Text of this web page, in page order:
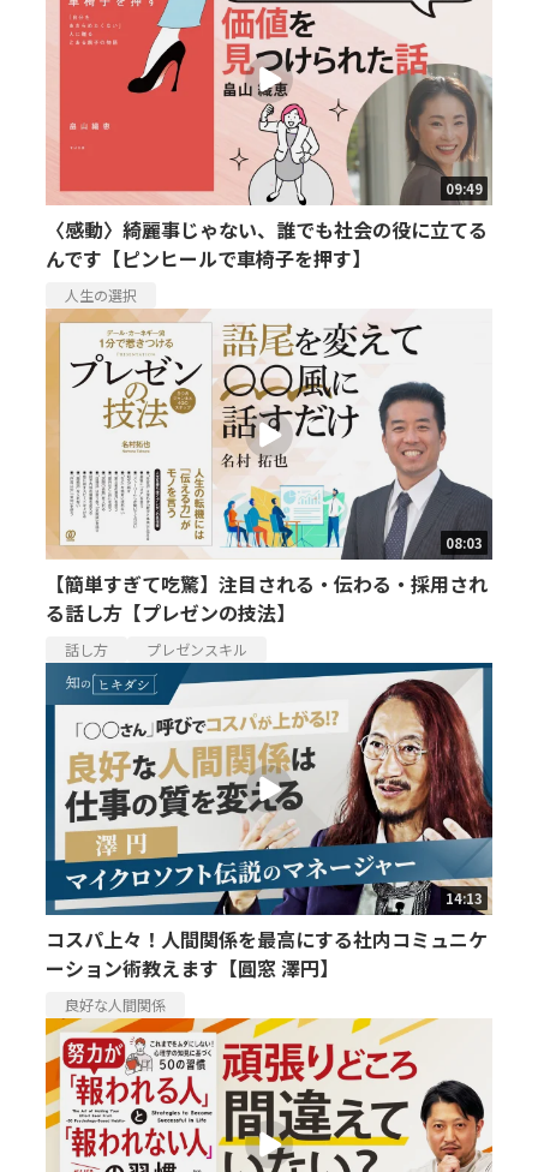
09:49
〈感動〉綺麗事じゃない、誰でも社会の役に立てる
んです【ピンヒールで車椅子を押す】
人生の選択
08:03
【簡単すぎて吃驚】注目される・伝わる・採用され
る話し方【プレゼンの技法】
話し方 プレゼンスキル
14:13
コスパ上々！人間関係を最高にする社内コミュニケ
ーション術教えます【圓窓 澤円】
良好な人間関係